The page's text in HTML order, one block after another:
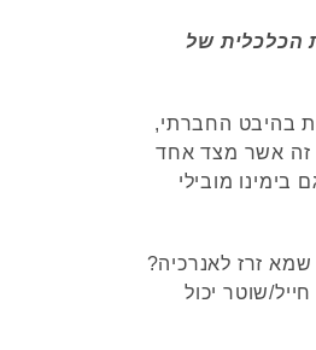
הכלכלית של
בהיבט החברתי,
זה אשר מצד אחד
מובילי
שוטר יכול